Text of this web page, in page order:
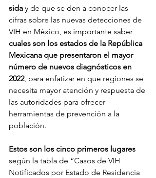
sida y de que se den a conocer las
cifras sobre las nuevas detecciones de
VIH en México, es importante saber
cuales son los estados de la República
Mexicana que presentaron el mayor
número de nuevos diagnósticos en
2022, para enfatizar en que regiones se
necesita mayor atención y respuesta de
las autoridades para ofrecer
herramientas de prevención a la
población.
Estos son los cinco primeros lugares
según la tabla de “Casos de VIH
Notificados por Estado de Residencia